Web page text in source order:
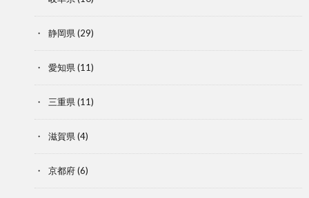
静岡県(29)
愛知県(11)
三重県(11)
滋賀県(4)
京都府(6)